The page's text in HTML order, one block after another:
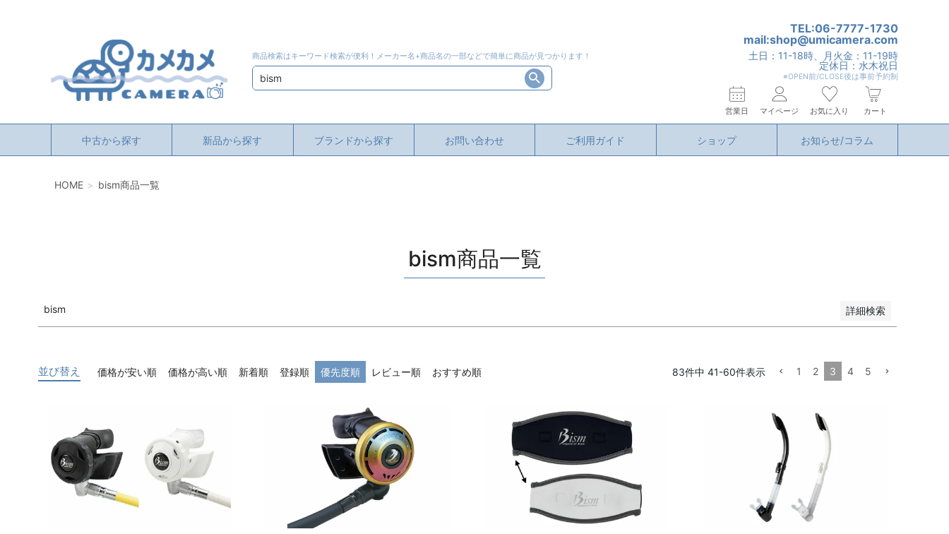
商品検索はキーワード検索が便利！メーカー名+商品名の一部などで簡単に商品が見つかります！
検索
TEL:06-7777-1730
mail:shop@umicamera.com
土日：11-18時、月火金：11-19時
定休日：水木祝日
※OPEN前/CLOSE後は事前予約制
営業日 マイページ お気に入り カート
中古から探す 新品から探す ブランドから探す お問い合わせ ご利用ガイド ショップ お知らせ/コラム
HOME bism商品一覧
bism商品一覧
bism 詳細検索
商品タグ
新品
中古
予約商品
予約商品のみを表示
登録順 価格が安い順 優先度順
レビュー順
並び替え 価格が安い順 価格が高い順 新着順 登録順 優先度順 レビュー順 おすすめ順 83件中 41-60件表示 1 2 3 4 5